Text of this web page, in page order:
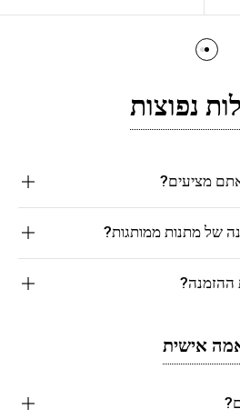
נפוצות
אתם מציעים?
של מתנות ממותגות?
ההזמנה?
אישית